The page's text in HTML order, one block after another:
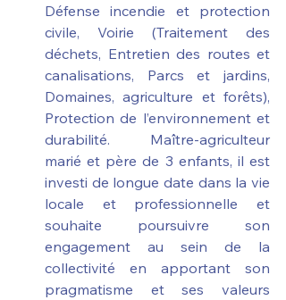
Défense incendie et protection
civile, Voirie (Traitement des
déchets, Entretien des routes et
canalisations, Parcs et jardins,
Domaines, agriculture et forêts),
Protection de l’environnement et
durabilité. Maître-agriculteur
marié et père de 3 enfants, il est
investi de longue date dans la vie
locale et professionnelle et
souhaite poursuivre son
engagement au sein de la
collectivité en apportant son
pragmatisme et ses valeurs